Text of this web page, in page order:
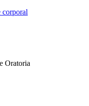
corporal
Oratoria